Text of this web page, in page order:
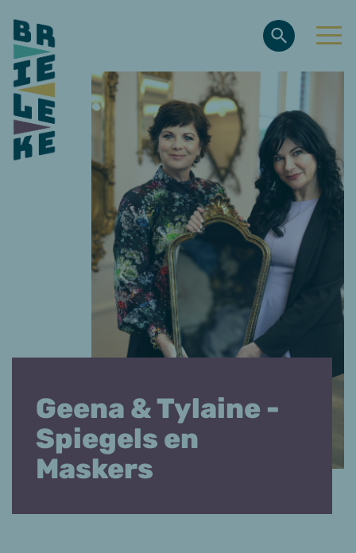
Geena & Tylaine -
Spiegels en
Maskers